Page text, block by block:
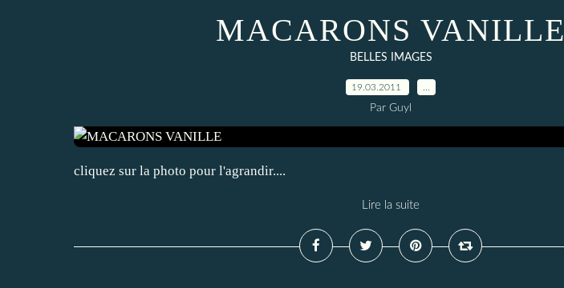
MACARONS VANILLE
BELLES IMAGES
19.03.2011
Par Guyl
cliquez sur la photo pour l'agrandir....
Lire la suite